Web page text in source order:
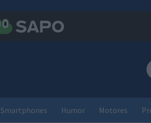
Smartphones Humor Motores